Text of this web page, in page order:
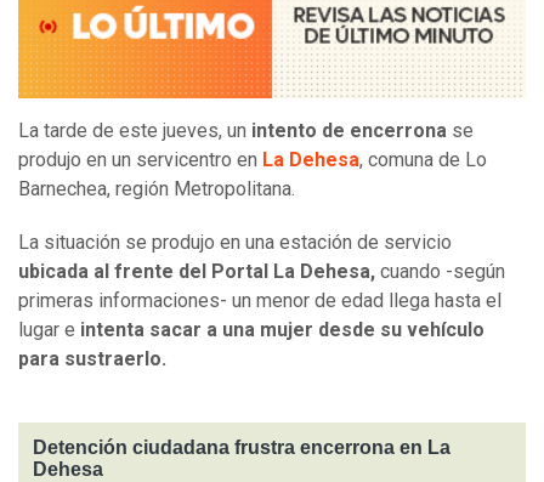
La tarde de este jueves, un intento de encerrona se
produjo en un servicentro en La Dehesa, comuna de Lo
Barnechea, región Metropolitana.
La situación se produjo en una estación de servicio
ubicada al frente del Portal La Dehesa, cuando -según
primeras informaciones- un menor de edad llega hasta el
lugar e intenta sacar a una mujer desde su vehículo
para sustraerlo.
Detención ciudadana frustra encerrona en La
Dehesa